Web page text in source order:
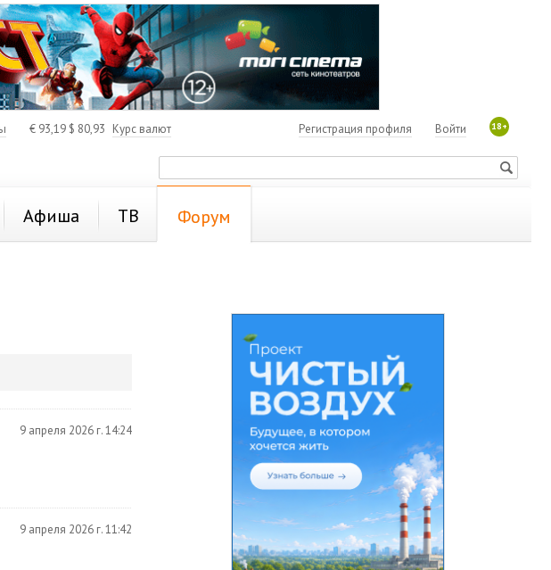
€ 93,19 $ 80,93 Курс валют 18+
Войти
Регистрация профиля
Афиша ТВ Форум
9 апреля 2026 г. 14:24
9 апреля 2026 г. 11:42